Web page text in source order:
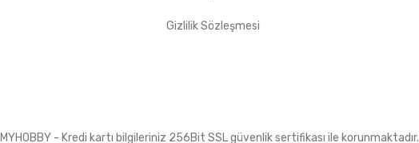
Gizlilik Sözleşmesi
- Kredi kartı bilgileriniz 256Bit SSL güvenlik sertifikası ile korunmaktadır.